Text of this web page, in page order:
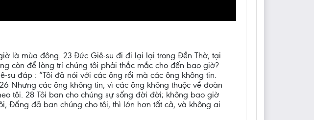
là mùa đông. 23 Đức Giê-su đi đi lại lại trong Đền Thờ, tại
còn để lòng trí chúng tôi phải thắc mắc cho đến bao giờ?
su đáp : “Tôi đã nói với các ông rồi mà các ông không tin.
Nhưng các ông không tin, vì các ông không thuộc về đoàn
tôi. 28 Tôi ban cho chúng sự sống đời đời; không bao giờ
Đấng đã ban chúng cho tôi, thì lớn hơn tất cả, và không ai